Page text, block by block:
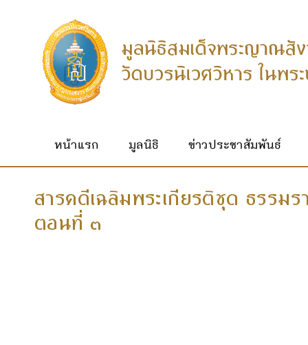
หน้าแรก มูลนิธิ ข่าวประชาสัมพันธ์
สารคดีเฉลิมพระเกียรติชุด ธรรม
ตอนที่ ๓